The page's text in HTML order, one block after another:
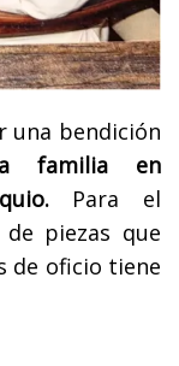
una bendición
familia en
Para el
piezas que
de oficio tiene